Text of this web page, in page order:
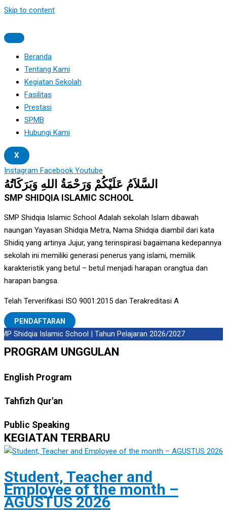
Skip to content
Beranda
Tentang Kami
Kegiatan Sekolah
Fasilitas
Prestasi
SPMB
Hubungi Kami
X
Instagram Facebook Youtube
السَّلاَمُ عَلَيْكُمْ وَرَحْمَةُ اللهِ وَبَرَكَاتُهُ
SMP SHIDQIA ISLAMIC SCHOOL
SMP Shidqia Islamic School Adalah sekolah Islam dibawah
naungan Yayasan Shidqia Metra, Nama Shidqia diambil dari kata
Shidiq yang artinya Jujur, yang terinspirasi bagaimana kedepannya
sekolah ini memiliki generasi penerus yang islami, memilik
karakteristik yang betul – betul menjadi harapan orangtua dan
harapan bangsa.
Telah Terverifikasi ISO 9001:2015 dan Terakreditasi A
PENDAFTARAN
Shidqia Islamic School | Tahun Pelajaran 2026/2027
PROGRAM UNGGULAN
English Program
Tahfizh Qur'an
Public Speaking
KEGIATAN TERBARU
Student, Teacher and
Employee of the month –
AGUSTUS 2026